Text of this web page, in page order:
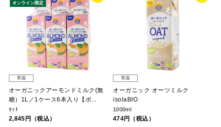
オンライン限定
常温
オーガニックアーモンドミルク(無
糖）1L／1ケース6本入り【ポ...
ｾｯﾄ
2,845円（税込）
常温
オーガニック オーツミルク
isolaBIO
1000ml
474円（税込）